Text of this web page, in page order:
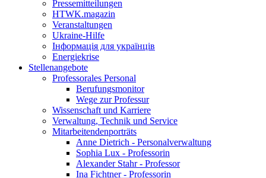
Pressemitteilungen
HTWK.magazin
Veranstaltungen
Ukraine-Hilfe
Інформація для українців
Energiekrise
Stellenangebote
Professorales Personal
Berufungsmonitor
Wege zur Professur
Wissenschaft und Karriere
Verwaltung, Technik und Service
Mitarbeitendenporträts
Anne Dietrich - Personalverwaltung
Sophia Lux - Professorin
Alexander Stahr - Professor
Ina Fichtner - Professorin